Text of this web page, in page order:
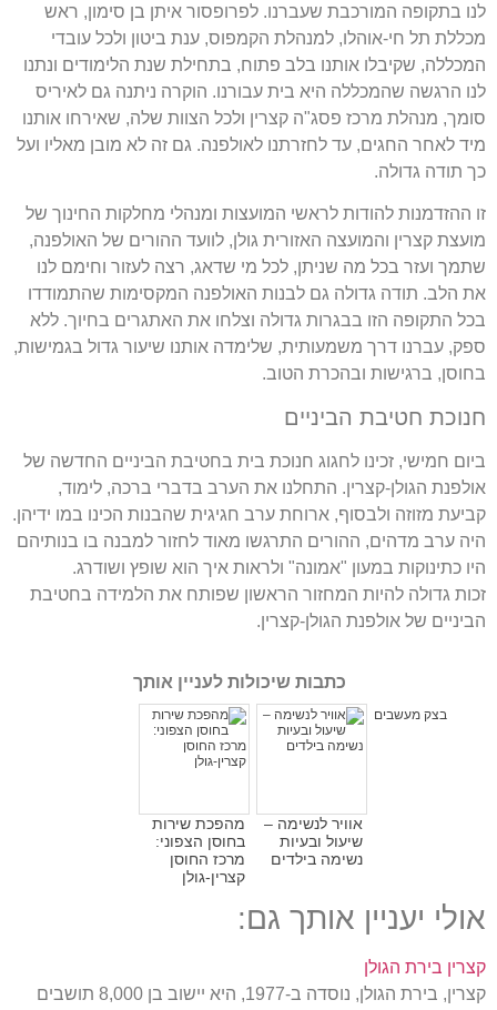
לנו בתקופה המורכבת שעברנו. לפרופסור איתן בן סימון, ראש
מכללת תל חי-אוהלו, למנהלת הקמפוס, ענת ביטון ולכל עובדי
המכללה, שקיבלו אותנו בלב פתוח, בתחילת שנת הלימודים ונתנו
לנו הרגשה שהמכללה היא בית עבורנו. הוקרה ניתנה גם לאיריס
סומך, מנהלת מרכז פסג"ה קצרין ולכל הצוות שלה, שאירחו אותנו
מיד לאחר החגים, עד לחזרתנו לאולפנה. גם זה לא מובן מאליו ועל
כך תודה גדולה.
זו ההזדמנות להודות לראשי המועצות ומנהלי מחלקות החינוך של
מועצת קצרין והמועצה האזורית גולן, לוועד ההורים של האולפנה,
שתמך ועזר בכל מה שניתן, לכל מי שדאג, רצה לעזור וחימם לנו
את הלב. תודה גדולה גם לבנות האולפנה המקסימות שהתמודדו
בכל התקופה הזו בבגרות גדולה וצלחו את האתגרים בחיוך. ללא
ספק, עברנו דרך משמעותית, שלימדה אותנו שיעור גדול בגמישות,
בחוסן, ברגישות ובהכרת הטוב.
חנוכת חטיבת הביניים
ביום חמישי, זכינו לחגוג חנוכת בית בחטיבת הביניים החדשה של
אולפנת הגולן-קצרין. התחלנו את הערב בדברי ברכה, לימוד,
קביעת מזוזה ולבסוף, ארוחת ערב חגיגית שהבנות הכינו במו ידיהן.
היה ערב מדהים, ההורים התרגשו מאוד לחזור למבנה בו בנותיהם
היו כתינוקות במעון "אמונה" ולראות איך הוא שופץ ושודרג.
זכות גדולה להיות המחזור הראשון שפותח את הלמידה בחטיבת
הביניים של אולפנת הגולן-קצרין.
כתבות שיכולות לעניין אותך
בצק מעשבים
אוויר לנשימה –
שיעול ובעיות
נשימה בילדים
מהפכת שירות
בחוסן הצפוני:
מרכז החוסן
קצרין-גולן
אולי יעניין אותך גם:
קצרין בירת הגולן
קצרין, בירת הגולן, נוסדה ב-1977, היא יישוב בן 8,000 תושבים